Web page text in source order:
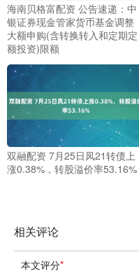
海南贝格富配资 公告速递：中
银证券现金管家货币基金调整
大额申购(含转换转入和定期定
额投资)限额
双融配资 7月25日凤21转债上
涨0.38%，转股溢价率53.16%
相关评论
本文评分*